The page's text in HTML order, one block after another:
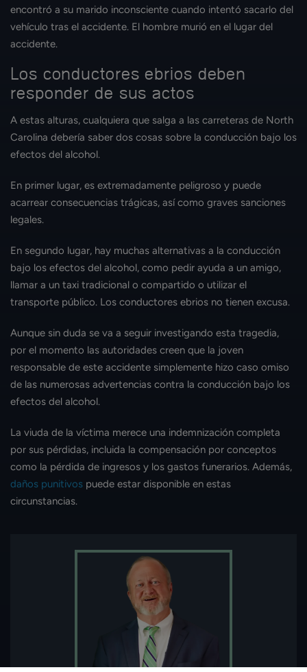
encontró a su marido inconsciente cuando intentó sacarlo del
vehículo tras el accidente. El hombre murió en el lugar del
accidente.
Los conductores ebrios deben
responder de sus actos
A estas alturas, cualquiera que salga a las carreteras de North
Carolina debería saber dos cosas sobre la conducción bajo los
efectos del alcohol.
En primer lugar, es extremadamente peligroso y puede
acarrear consecuencias trágicas, así como graves sanciones
legales.
En segundo lugar, hay muchas alternativas a la conducción
bajo los efectos del alcohol, como pedir ayuda a un amigo,
llamar a un taxi tradicional o compartido o utilizar el
transporte público. Los conductores ebrios no tienen excusa.
Aunque sin duda se va a seguir investigando esta tragedia,
por el momento las autoridades creen que la joven
responsable de este accidente simplemente hizo caso omiso
de las numerosas advertencias contra la conducción bajo los
efectos del alcohol.
La viuda de la víctima merece una indemnización completa
por sus pérdidas, incluida la compensación por conceptos
como la pérdida de ingresos y los gastos funerarios. Además,
daños punitivos puede estar disponible en estas
circunstancias.